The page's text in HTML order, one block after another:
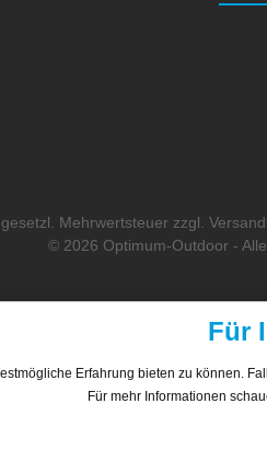
Mehrwertsteuer zzgl.
© 2026 Optimum-Outdoor -
Für
Erfahrung bieten zu können.
Für mehr Informationen